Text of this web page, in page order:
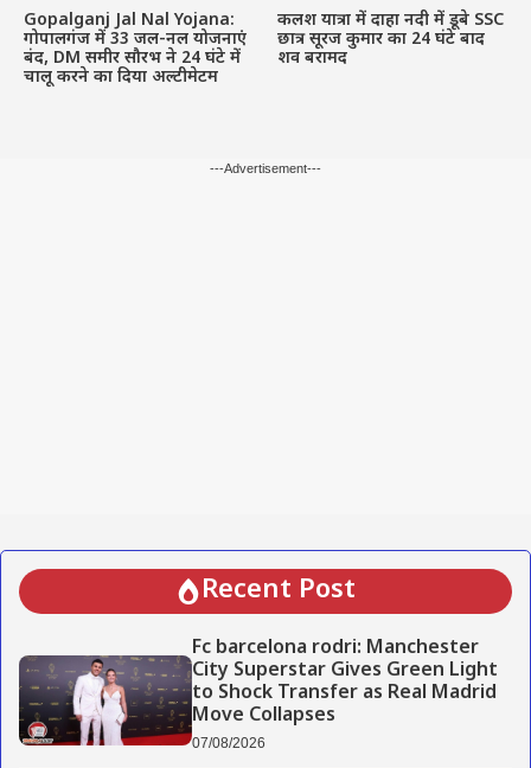
Gopalganj Jal Nal Yojana:
गोपालगंज में 33 जल-नल योजनाएं
बंद, DM समीर सौरभ ने 24 घंटे में
चालू करने का दिया अल्टीमेटम
कलश यात्रा में दाहा नदी में डूबे SSC
छात्र सूरज कुमार का 24 घंटे बाद
शव बरामद
---Advertisement---
Recent Post
Fc barcelona rodri: Manchester
City Superstar Gives Green Light
to Shock Transfer as Real Madrid
Move Collapses
07/08/2026